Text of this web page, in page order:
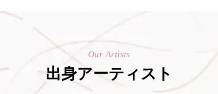
Our Artists
出身アーティスト